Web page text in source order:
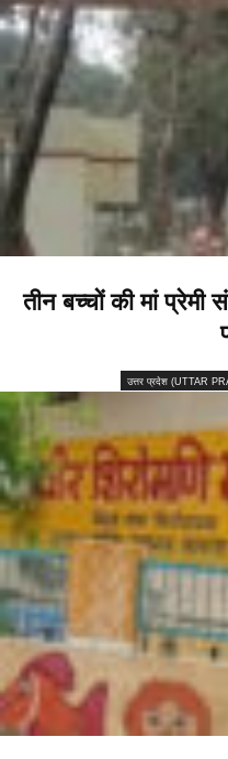
तीन बच्चों की मां
उत्तर प्रदेश (UTTAR